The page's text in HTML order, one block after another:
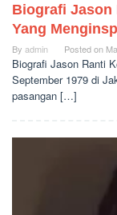
Biografi Jason
Yang
By admin Posted on
Biografi Jason Ranti
September 1979 di
pasangan […]